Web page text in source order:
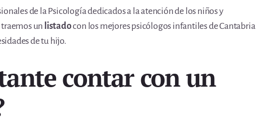
de la Psicología dedicados a la atención de los niños y
un listadocon los mejores psicólogos infantiles de Cantabria
de tu hijo.
contar con un